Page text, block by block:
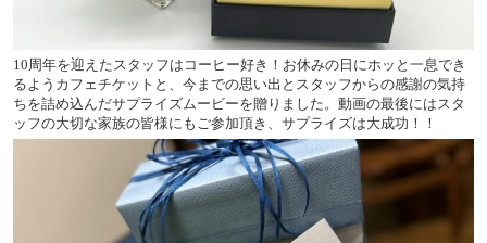
10周年を迎えたスタッフはコーヒー好き！お休みの日にホッと一息でき
るようカフェチケットと、今までの思い出とスタッフからの感謝の気持
ちを詰め込んだサプライズムービーを贈りました。動画の最後にはスタ
ッフの大切な家族の皆様にもご参加頂き、サプライズは大成功！！